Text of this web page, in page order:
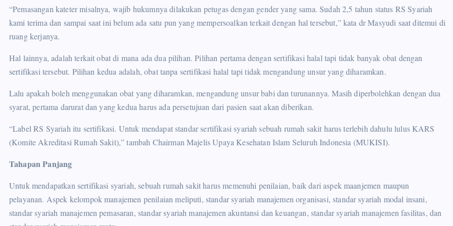
“Pemasangan kateter misalnya, wajib hukumnya dilakukan petugas dengan gender yang sama. Sudah 2,5 tahun status RS Syariah
kami terima dan sampai saat ini belum ada satu pun yang mempersoalkan terkait dengan hal tersebut,” kata dr Masyudi saat ditemui di
ruang kerjanya.
Hal lainnya, adalah terkait obat di mana ada dua pilihan. Pilihan pertama dengan sertifikasi halal tapi tidak banyak obat dengan
sertifikasi tersebut. Pilihan kedua adalah, obat tanpa sertifikasi halal tapi tidak mengandung unsur yang diharamkan.
Lalu apakah boleh menggunakan obat yang diharamkan, mengandung unsur babi dan turunannya. Masih diperbolehkan dengan dua
syarat, pertama darurat dan yang kedua harus ada persetujuan dari pasien saat akan diberikan.
“Label RS Syariah itu sertifikasi. Untuk mendapat standar sertifikasi syariah sebuah rumah sakit harus terlebih dahulu lulus KARS
(Komite Akreditasi Rumah Sakit),” tambah Chairman Majelis Upaya Kesehatan Islam Seluruh Indonesia (MUKISI).
Tahapan Panjang
Untuk mendapatkan sertifikasi syariah, sebuah rumah sakit harus memenuhi penilaian, baik dari aspek maanjemen maupun
pelayanan. Aspek kelompok manajemen penilaian meliputi, standar syariah manajemen organisasi, standar syariah modal insani,
standar syariah manajemen pemasaran, standar syariah manajemen akuntansi dan keuangan, standar syariah manajemen fasilitas, dan